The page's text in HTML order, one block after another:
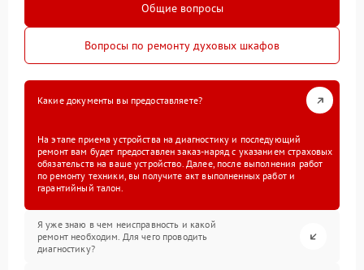
Общие вопросы
Вопросы по ремонту духовых шкафов
Какие документы вы предоставляете?
На этапе приема устройства на диагностику и последующий
ремонт вам будет предоставлен заказ-наряд с указанием страховых
обязательств на ваше устройство. Далее, после выполнения работ
по ремонту техники, вы получите акт выполненных работ и
гарантийный талон.
Я уже знаю в чем неисправность и какой
ремонт необходим. Для чего проводить
диагностику?